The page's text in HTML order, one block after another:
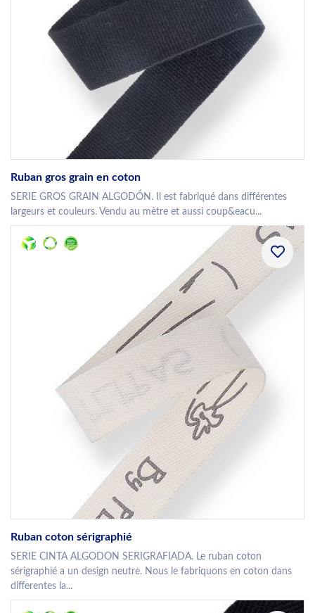
Ruban gros grain en coton
SERIE GROS GRAIN ALGODÓN. Il est fabriqué dans différentes
largeurs et couleurs. Vendu au mètre et aussi coup&eacu...
Ruban coton sérigraphié
SERIE CINTA ALGODON SERIGRAFIADA. Le ruban coton
sérigraphié a un design neutre. Nous le fabriquons en coton dans
differentes la...